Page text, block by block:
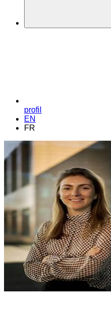
profil
EN
FR